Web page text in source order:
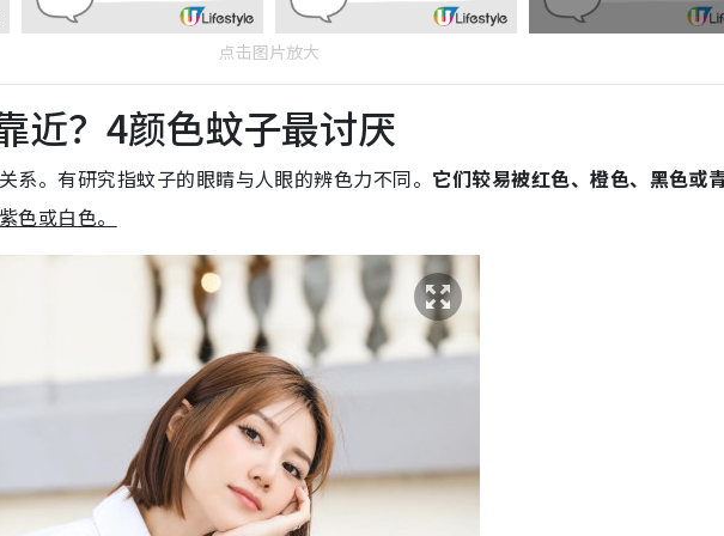
点击图片放大
近？4颜色蚊子最讨厌
系。有研究指蚊子的眼睛与人眼的辨色力不同。 它们较易被红色、橙色、黑色或
色或白色。